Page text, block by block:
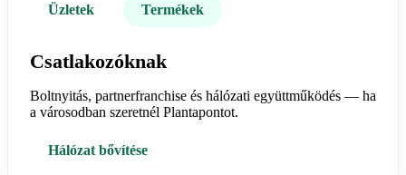
Üzletek Termékek
Csatlakozóknak
Boltnyitás, partnerfranchise és hálózati együttműködés — ha
a városodban szeretnél Plantapontot.
Hálózat bővítése